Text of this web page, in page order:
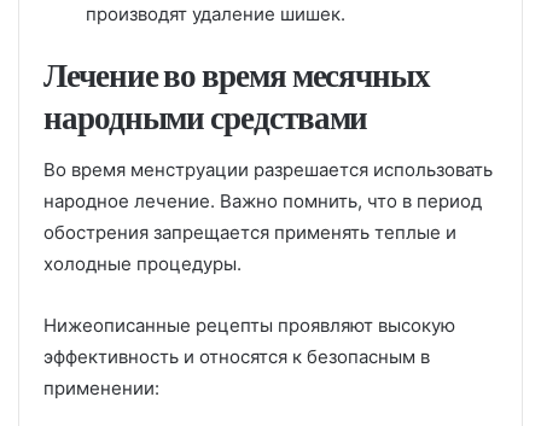
производят удаление шишек.
Лечение во время месячных
народными средствами
Во время менструации разрешается использовать
народное лечение. Важно помнить, что в период
обострения запрещается применять теплые и
холодные процедуры.
Нижеописанные рецепты проявляют высокую
эффективность и относятся к безопасным в
применении: